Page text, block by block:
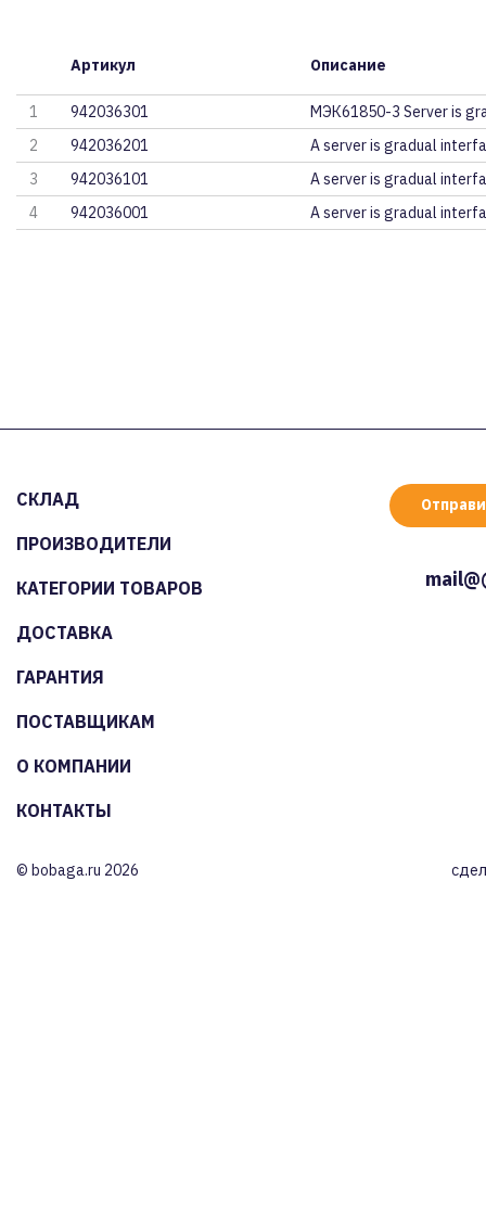
Артикул Описание
1 942036301
МЭК61850-3 Server is
2
942036201
A server is gradual
3
942036101
A server is gradual
4
942036001 A server is gradual
СКЛАД
ПРОИЗВОДИТЕЛИ
КАТЕГОРИИ ТОВАРОВ
ДОСТАВКА
ГАРАНТИЯ
ПОСТАВЩИКАМ
О КОМПАНИИ
КОНТАКТЫ
© bobaga.ru 2026